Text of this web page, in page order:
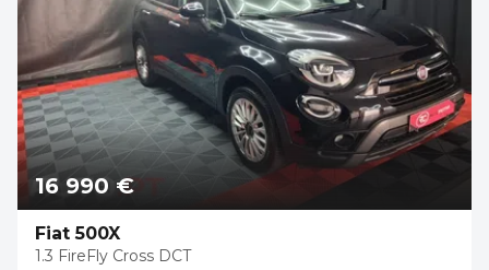
16 990 €
Fiat 500X
1.3 FireFly Cross DCT